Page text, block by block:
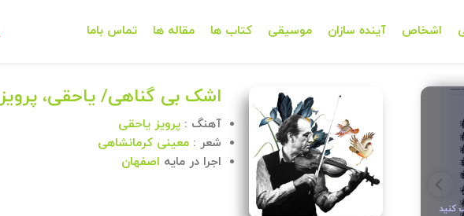
اشخاص آینده سازان موسیقی کتاب ها مقاله ها تماس باما
کنید
اشک بی گناهی/ یاحقی، پرویز
آهنگ : پرویز یاحقی
شعر : معینی کرمانشاهی
اجرا در مایه اصفهان